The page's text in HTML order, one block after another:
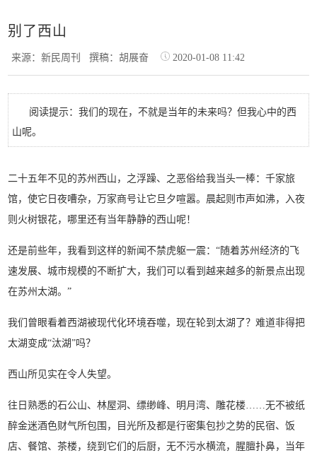
别了西山
来源：新民周刊撰稿：胡展奋 2020-01-08 11:42
阅读提示：我们的现在，不就是当年的未来吗？但我心中的西
山呢。
二十五年不见的苏州西山，之浮躁、之恶俗给我当头一棒：千家旅
馆，使它日夜嘈杂，万家商号让它旦夕喧嚣。晨起则市声如沸，入夜
则火树银花，哪里还有当年静静的西山呢！
还是前些年，我看到这样的新闻不禁虎躯一震：“随着苏州经济的 飞
速发展、城市规模的不断扩大，我们可以看到越来越多的新景点出现
在苏州太湖。”
我们曾眼看着西湖被现代化环境吞噬，现在轮到太湖了？难道非得把
太湖变成“汰湖”吗？
西山所见实在令人失望。
往日熟悉的石公山、林屋洞、缥缈峰、明月湾、雕花楼……无不被纸
醉金迷酒色财气所包围，目光所及都是行密集包抄之势的民宿、饭
店、餐馆、茶楼，绕到它们的后厨，无不污水横流，腥膻扑鼻，当年